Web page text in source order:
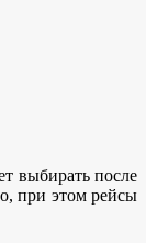
выбирать после
при этом рейсы